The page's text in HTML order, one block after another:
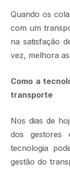
Quando os
com um
na satisfação
vez, melhora
Como a
transporte
Nos dias de
dos gestores
tecnologia
gestão do